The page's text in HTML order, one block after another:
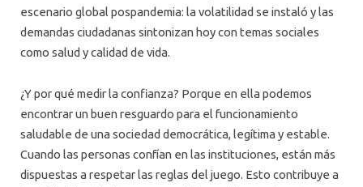
escenario global pospandemia: la volatilidad se instaló y las
demandas ciudadanas sintonizan hoy con temas sociales
como salud y calidad de vida.
¿Y por qué medir la confianza? Porque en ella podemos
encontrar un buen resguardo para el funcionamiento
saludable de una sociedad democrática, legítima y estable.
Cuando las personas confían en las instituciones, están más
dispuestas a respetar las reglas del juego. Esto contribuye a